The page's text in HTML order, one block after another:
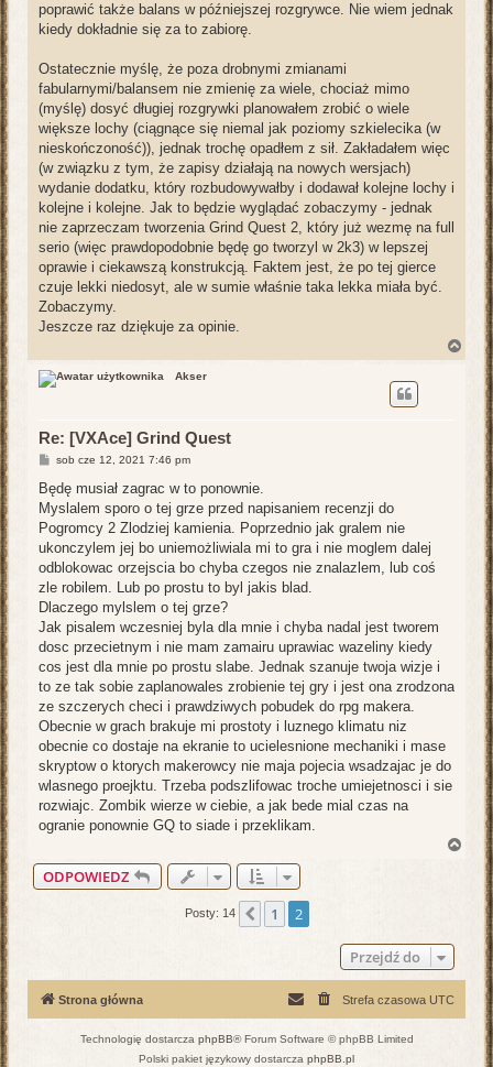
poprawić także balans w późniejszej rozgrywce. Nie wiem jednak
kiedy dokładnie się za to zabiorę.
Ostatecznie myślę, że poza drobnymi zmianami
fabularnymi/balansem nie zmienię za wiele, chociaż mimo
(myślę) dosyć długiej rozgrywki planowałem zrobić o wiele
większe lochy (ciągnące się niemal jak poziomy szkielecika (w
nieskończoność)), jednak trochę opadłem z sił. Zakładałem więc
(w związku z tym, że zapisy działają na nowych wersjach)
wydanie dodatku, który rozbudowywałby i dodawał kolejne lochy i
kolejne i kolejne. Jak to będzie wyglądać zobaczymy - jednak
nie zaprzeczam tworzenia Grind Quest 2, który już wezmę na full
serio (więc prawdopodobnie będę go tworzyl w 2k3) w lepszej
oprawie i ciekawszą konstrukcją. Faktem jest, że po tej gierce
czuje lekki niedosyt, ale w sumie właśnie taka lekka miała być.
Zobaczymy.
Jeszcze raz dziękuje za opinie.
a
Akser
Re: [VXAce] Grind Quest
P
s
t
sob cze 12, 2021 7:46 pm
Będę musiał zagrac w to ponownie.
Myslalem sporo o tej grze przed napisaniem recenzji do
Pogromcy 2 Zlodziej kamienia. Poprzednio jak gralem nie
ukonczylem jej bo uniemożliwiala mi to gra i nie moglem dalej
odblokowac orzejscia bo chyba czegos nie znalazlem, lub coś
zle robilem. Lub po prostu to byl jakis blad.
Dlaczego mylslem o tej grze?
Jak pisalem wczesniej byla dla mnie i chyba nadal jest tworem
dosc przecietnym i nie mam zamairu uprawiac wazeliny kiedy
cos jest dla mnie po prostu slabe. Jednak szanuje twoja wizje i
to ze tak sobie zaplanowales zrobienie tej gry i jest ona zrodzona
ze szczerych checi i prawdziwych pobudek do rpg makera.
Obecnie w grach brakuje mi prostoty i luznego klimatu niz
obecnie co dostaje na ekranie to ucielesnione mechaniki i mase
skryptow o ktorych makerowcy nie maja pojecia wsadzajac je do
wlasnego proejktu. Trzeba podszlifowac troche umiejetnosci i sie
rozwiajc. Zombik wierze w ciebie, a jak bede mial czas na
ogranie ponownie GQ to siade i przeklikam.
ODPOWIEDZ
Posty: 14 Poprzednia
1 2
Przejdź do
Strona główna Strefa czasowa UTC
Technologię dostarcza phpBB® Forum Software © phpBB Limited
Polski pakiet językowy dostarcza phpBB.pl